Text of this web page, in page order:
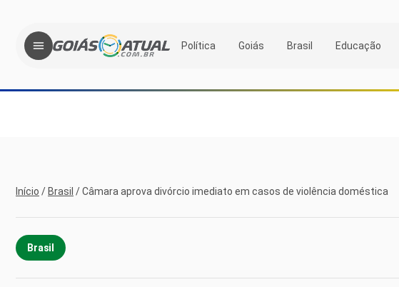
Política Goiás Brasil Educação
Início / Brasil /Câmara aprova divórcio imediato em casos de violência doméstica
Brasil